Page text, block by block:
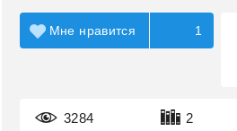
3284 2
Мне нравится 1